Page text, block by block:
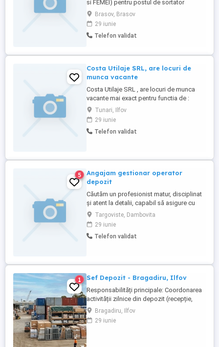
si FEMEI) pentru postul de sortator
manipulator colete in depozitul din Brasov
. Programul de lucru este de Luni - Vineri ,
in intervalul orar 21:00 - 05:30 . Salariul
este de 3.000 lei Net (in mana) (+ 200 lei
activitati de ...
Brasov, Brasov
29 iunie
Telefon validat
Costa Utilaje SRL, are locuri de
munca vacante
Costa Utilaje SRL , are locuri de munca
vacante mai exact pentru functia de :
Muncitor necalificat la asamblarea,
montarea pieselor , Cod COR : 932906
Conditii de angajare : Muncitor necalificat
la asamblarea, montarea pieselor , Cod
Tunari, Ilfov
29 iunie
Telefon validat
5
Angajam gestionar operator
depozit
Căutăm un profesionist matur, disciplinat
și atent la detalii, capabil să asigure cu
precizie și responsabilitate preluarea,
evidența și integritatea gestiunii
încredințate, precum și pregătirea corectă
și completă a comenzilor destinate livrării.
Targoviste, Dambovita
29 iunie
Telefon validat
1 Sef Depozit - Bragadiru, Ilfov
Responsabilități principale: Coordonarea
activității zilnice din depozit (recepție,
depozitare, livrare) Gestionarea stocurilor
și efectuarea inventarelor periodice
Asigurarea corectitudinii documentelor de
Bragadiru, Ilfov
29 iunie